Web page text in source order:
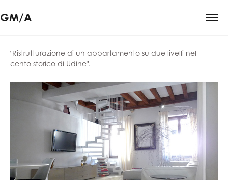
GM/A
"Ristrutturazione di un appartamento su due livelli nel
cento storico di Udine".